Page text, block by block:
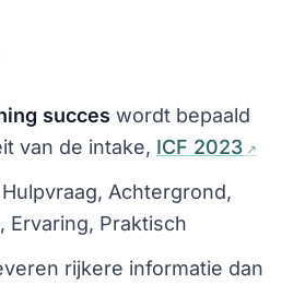
succes wordt bepaald
van de intake, ICF 2023
Hulpvraag, Achtergrond,
Ervaring, Praktisch
rijkere informatie dan